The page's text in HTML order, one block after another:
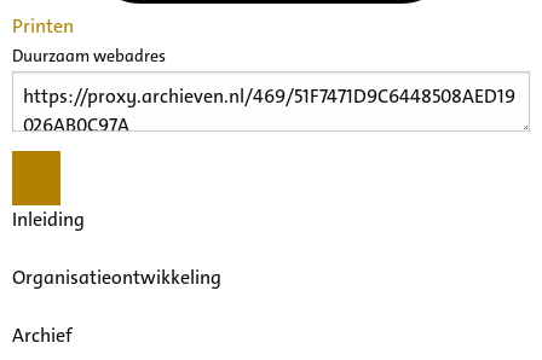
Printen
Duurzaam webadres
Inleiding
Organisatieontwikkeling
Archief